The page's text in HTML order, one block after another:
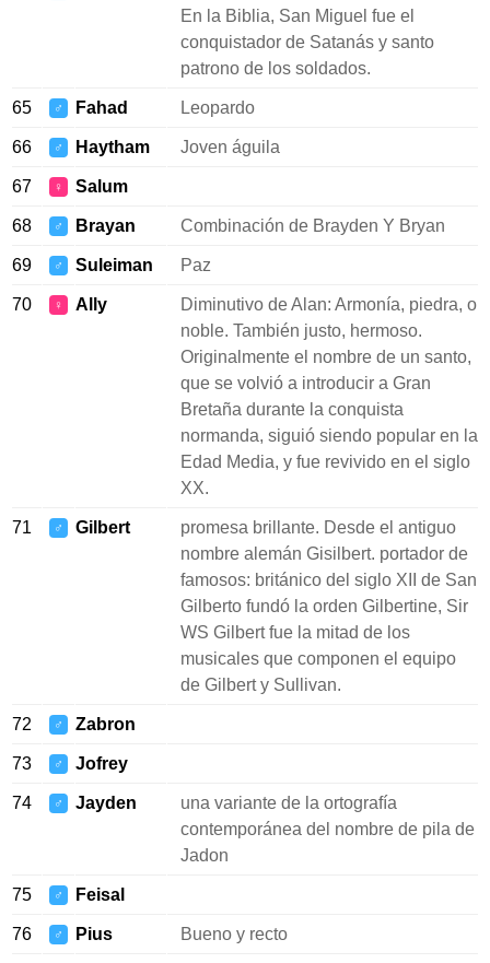
En la Biblia, San Miguel fue el
conquistador de Satanás y santo
patrono de los soldados.
65 ♂ Fahad Leopardo
66 ♂ Haytham Joven águila
67 ♀ Salum
68 ♂ Brayan Combinación de Brayden Y Bryan
69 ♂ Suleiman Paz
70 ♀ Ally
Diminutivo de Alan: Armonía, piedra, o
noble. También justo, hermoso.
Originalmente el nombre de un santo,
que se volvió a introducir a Gran
Bretaña durante la conquista
normanda, siguió siendo popular en la
Edad Media, y fue revivido en el siglo
XX.
71 ♂ Gilbert
promesa brillante. Desde el antiguo
nombre alemán Gisilbert. portador de
famosos: británico del siglo XII de San
Gilberto fundó la orden Gilbertine, Sir
WS Gilbert fue la mitad de los
musicales que componen el equipo
de Gilbert y Sullivan.
72 ♂ Zabron
73 ♂ Jofrey
74 ♂ Jayden
una variante de la ortografía
contemporánea del nombre de pila de
Jadon
75 ♂ Feisal
76 ♂ Pius Bueno y recto